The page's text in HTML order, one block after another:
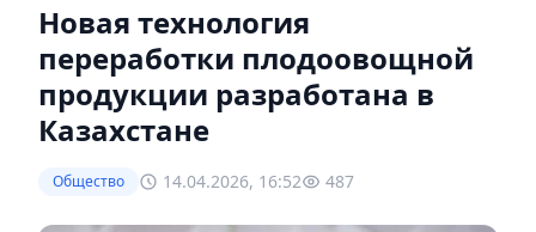
Новая технология
переработки плодоовощной
продукции разработана в
Казахстане
Общество 14.04.2026, 16:52 487